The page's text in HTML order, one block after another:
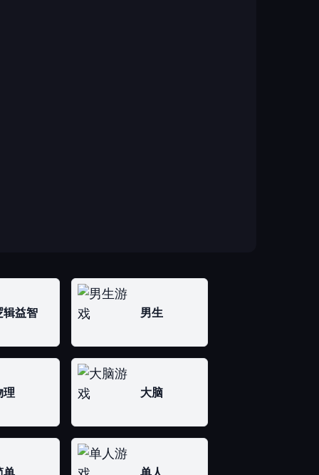
辑益智 男生
理 大脑
单 单人